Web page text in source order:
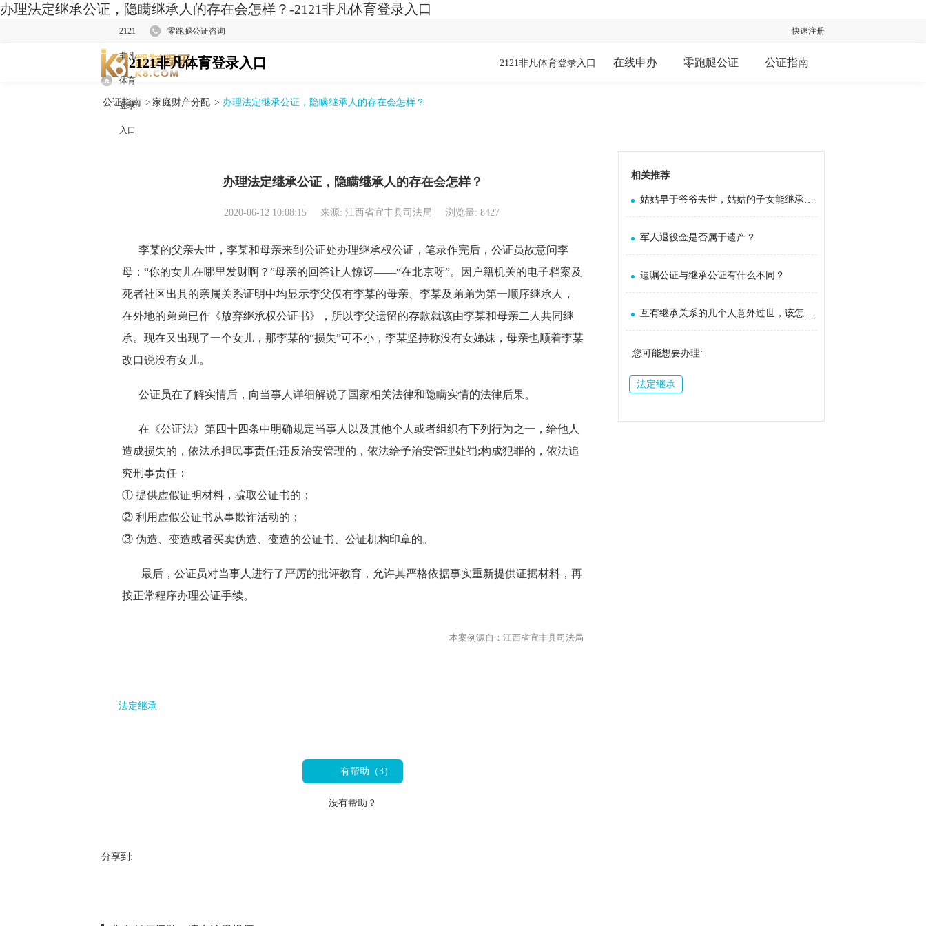
办理法定继承公证，隐瞒继承人的存在会怎样？-2121非凡体育登录入口
2121
非凡
体育
登录
入口
零跑腿公证咨询 快速注册
2121非凡体育登录入口 2121非凡体育登录入口 在线申办 零跑腿公证 公证指南
公证指南 > 家庭财产分配 > 办理法定继承公证，隐瞒继承人的存在会怎样？
办理法定继承公证，隐瞒继承人的存在会怎样？
2020-06-12 10:08:15 来源: 江西省宜丰县司法局 浏览量: 8427
李某的父亲去世，李某和母亲来到公证处办理继承权公证，笔录作完后，公证员故意问李
母：“你的女儿在哪里发财啊？”母亲的回答让人惊讶——“在北京呀”。因户籍机关的电子档案及
死者社区出具的亲属关系证明中均显示李父仅有李某的母亲、李某及弟弟为第一顺序继承人，
在外地的弟弟已作《放弃继承权公证书》，所以李父遗留的存款就该由李某和母亲二人共同继
承。现在又出现了一个女儿，那李某的“损失”可不小，李某坚持称没有女娣妹，母亲也顺着李某
改口说没有女儿。
公证员在了解实情后，向当事人详细解说了国家相关法律和隐瞒实情的法律后果。
在《公证法》第四十四条中明确规定当事人以及其他个人或者组织有下列行为之一，给他人
造成损失的，依法承担民事责任;违反治安管理的，依法给予治安管理处罚;构成犯罪的，依法追
究刑事责任：
① 提供虚假证明材料，骗取公证书的；
② 利用虚假公证书从事欺诈活动的；
③ 伪造、变造或者买卖伪造、变造的公证书、公证机构印章的。
最后，公证员对当事人进行了严厉的批评教育，允许其严格依据事实重新提供证据材料，再
按正常程序办理公证手续。
本案例源自：江西省宜丰县司法局
法定继承
相关推荐
姑姑早于爷爷去世，姑姑的子女能继承爷爷的遗产吗？
军人退役金是否属于遗产？
遗嘱公证与继承公证有什么不同？
互有继承关系的几个人意外过世，该怎么继承？
您可能想要办理:
法定继承
有帮助（3）
没有帮助？
分享到: